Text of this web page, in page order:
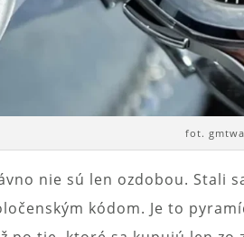
fot.
nie sú len ozdobou. Stali
kódom. Je to